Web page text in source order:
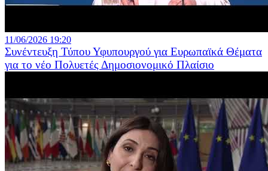
11/06/2026 19:20
Συνέντευξη Τύπου Υφυπουργού για Ευρωπαϊκά Θέματα
για το νέο Πολυετές Δημοσιονομικό Πλαίσιο